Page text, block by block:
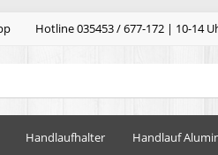
Hotline 035453 / 677-172 | 10-14
Handlaufhalter Handlauf